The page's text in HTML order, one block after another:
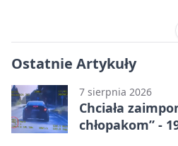
Ostatnie Artykuły
7 sierpnia 2026
Chciała
chłopakom” -